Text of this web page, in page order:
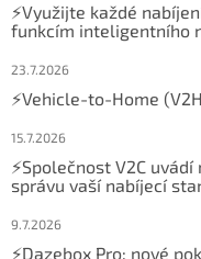
⚡Využijte každé
funkcím inteligentního
23.7.2026
⚡Vehicle-to-Home
15.7.2026
⚡Společnost V2C
správu vaší nabíjecí
9.7.2026
⚡Dazebox Pro: nové